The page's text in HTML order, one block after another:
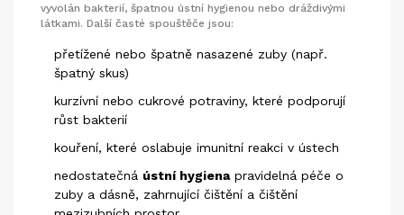
vyvolán bakterií, špatnou ústní hygienou nebo dráždivými
látkami. Další časté spouštěče jsou:
přetížené nebo špatně nasazené zuby (např.
špatný skus)
kurzívní nebo cukrové potraviny, které podporují
růst bakterií
kouření, které oslabuje imunitní reakci v ústech
nedostatečná ústní hygiena pravidelná péče o
zuby a dásně, zahrnující čištění a čištění